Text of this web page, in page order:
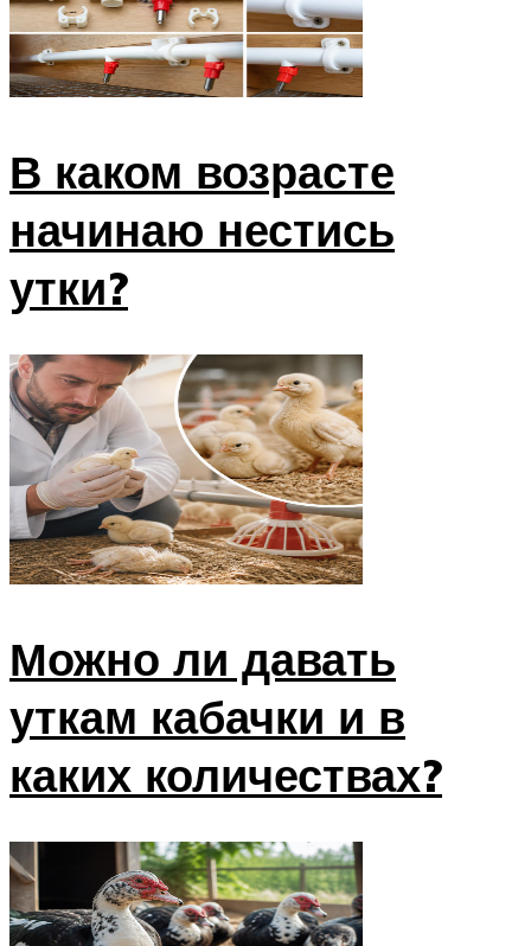
В каком возрасте
начинаю нестись
утки?
Можно ли давать
уткам кабачки и в
каких количествах?